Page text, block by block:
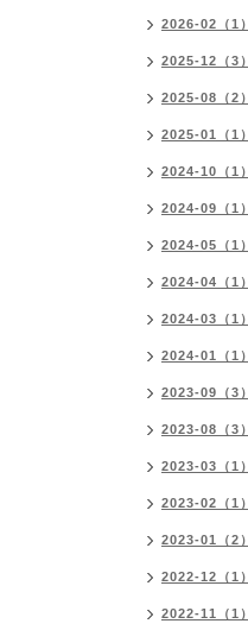
2026-02（1）
2025-12（3）
2025-08（2）
2025-01（1）
2024-10（1）
2024-09（1）
2024-05（1）
2024-04（1）
2024-03（1）
2024-01（1）
2023-09（3）
2023-08（3）
2023-03（1）
2023-02（1）
2023-01（2）
2022-12（1）
2022-11（1）